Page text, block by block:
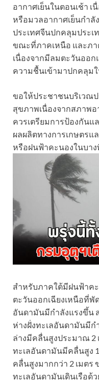
อากาศเย็นในตอนเช้า
หรือมวลอากาศเย็นกำลั
ประเทศจีนปกคลุมประเ
ขณะที่ภาคเหนือ และภา
เนื่องจากมีลมตะวันออ
ความชื้นเข้ามาปกคลุม
ขอให้ประชาชนบริเวณ
สุขภาพเนื่องจากสภาพอ
ควรเตรียมการป้องกันแ
ผลผลิตทางการเกษตรแ
หรือฝนฟ้าคะนองในบา
สำหรับภาคใต้มีฝนฟ้าค
ตะวันออกเฉียงเหนือที่พั
อันดามันมีกำลังแรงขึ้น
ห่างฝั่งทะเลอันดามันมีก
ล่างมีคลื่นสูงประมาณ 2
ทะเลอันดามันมีคลื่นสูง
คลื่นสูงมากกว่า 2 เมตร
ทะเลอันดามันเดินเรือด้